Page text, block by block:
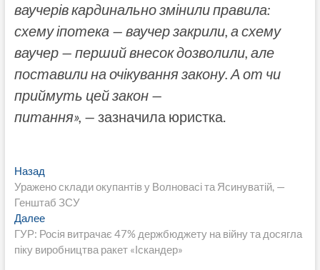
ваучерів кардинально змінили правила:
схему іпотека — ваучер закрили, а схему
ваучер — перший внесок дозволили, але
поставили на очікування закону. А от чи
приймуть цей закон —
питання», — зазначила юристка.
Навигация
по
записям
НазадПредыдущая
запись:
Уражено склади окупантів у Волновасі та Ясинуватій, —
Генштаб ЗСУ
ДалееСледующая
запись:
ГУР: Росія витрачає 47% держбюджету на війну та досягла
піку виробництва ракет «Іскандер»